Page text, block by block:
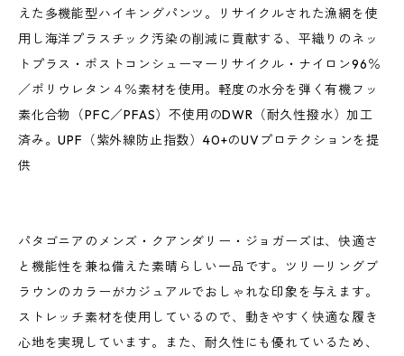
えた多機能型ハイキングパンツ。リサイクルされた漁網を使
用し海洋プラスチック汚染の削減に貢献する、平織りのネッ
トプラス・ポストコンシューマーリサイクル・ナイロン96％
／ポリウレタン４％素材を使用。軽度の水分を弾く有機フッ
素化合物（PFC／PFAS）不使用のDWR（耐久性撥水）加工
済み。UPF（紫外線防止指数）40+のUVプロテクションを提
供
パタゴニアのメンズ・クアンダリー・ジョガーズは、快適さ
と機能性を兼ね備えた素晴らしい一品です。ツリーリングブ
ラウンのカラーがカジュアルでおしゃれな印象を与えます。
ストレッチ素材を使用しているので、動きやすく快適な履き
心地を実現しています。また、耐久性にも優れているため、